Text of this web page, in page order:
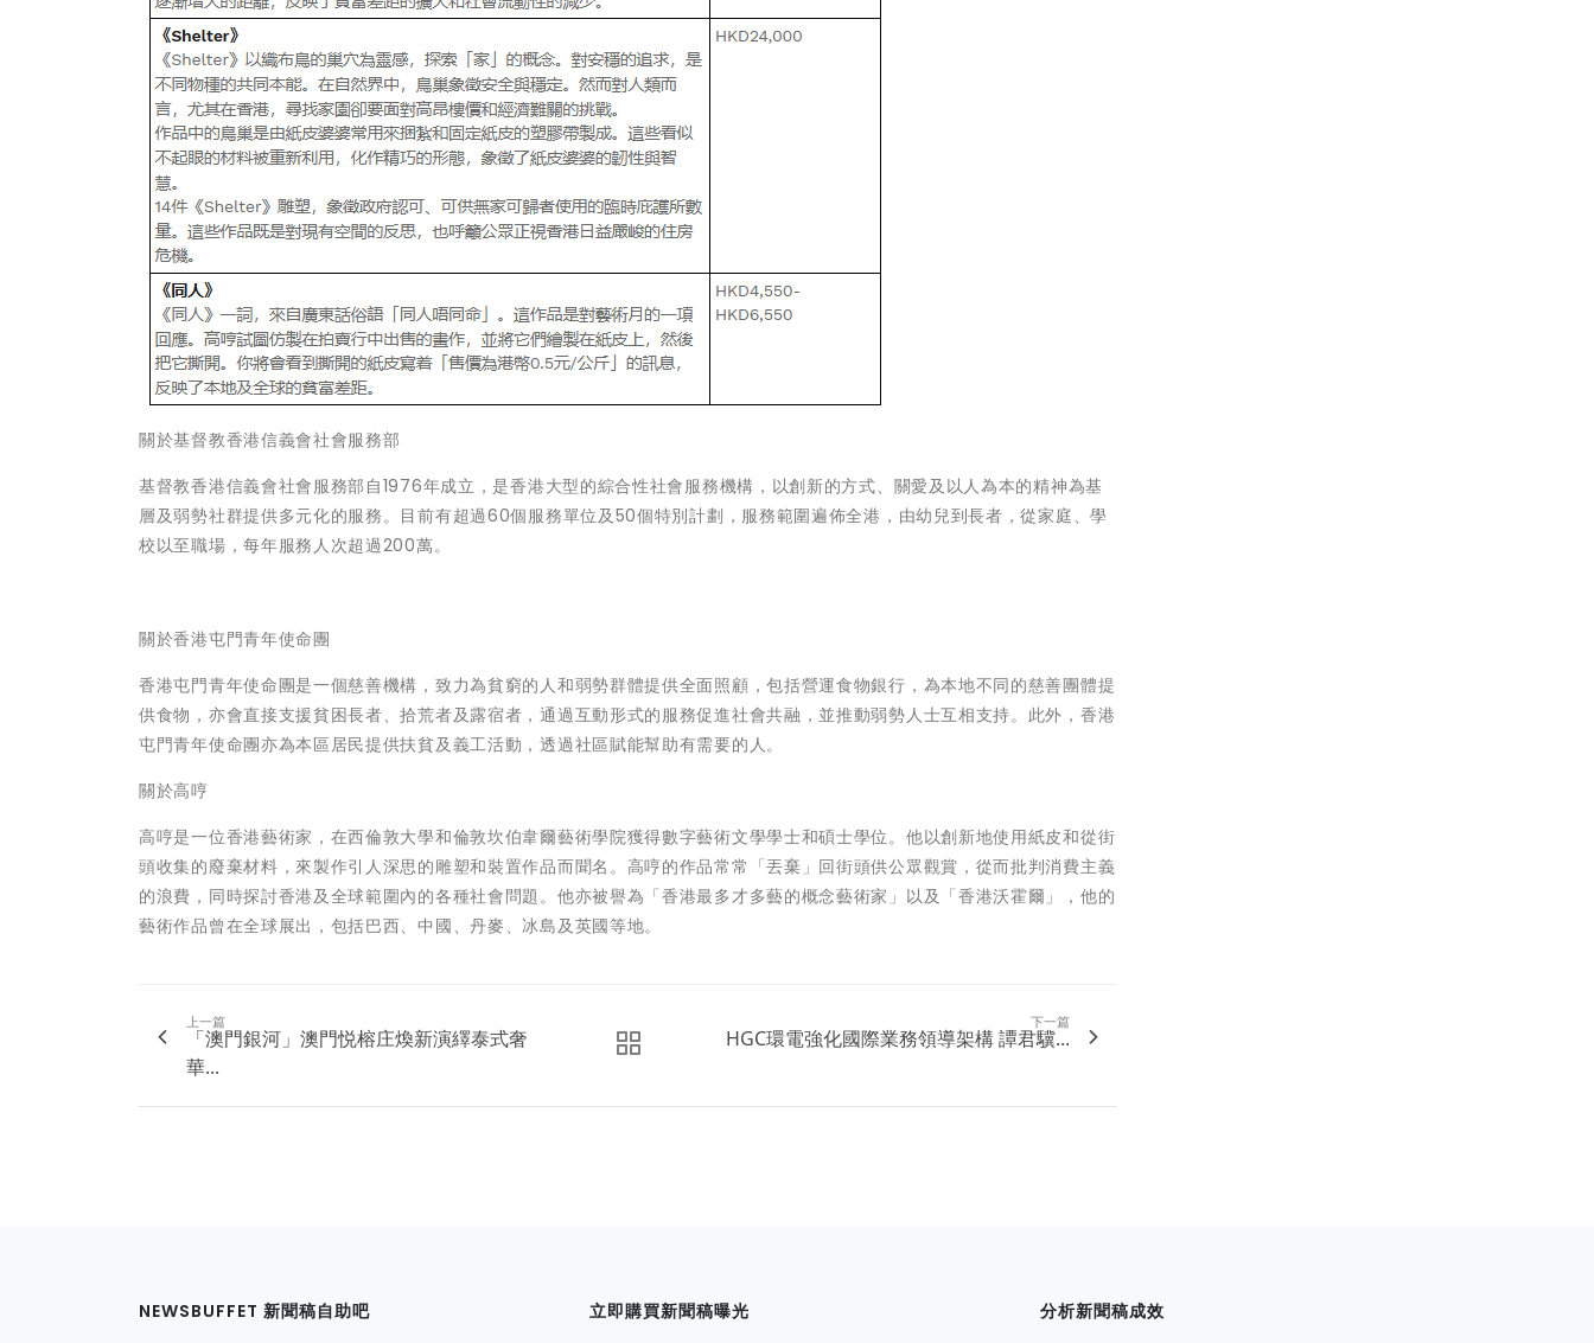
關於基督教香港信義會社會服務部
基督教香港信義會社會服務部自1976年成立，是香港大型的綜合性社會服務機構，以創新的方式、關愛及以人為本的精神為基
層及弱勢社群提供多元化的服務。目前有超過60個服務單位及50個特別計劃，服務範圍遍佈全港，由幼兒到長者，從家庭、學
校以至職場，每年服務人次超過200萬。
關於香港屯門青年使命團
香港屯門青年使命團是一個慈善機構，致力為貧窮的人和弱勢群體提供全面照顧，包括營運食物銀行，為本地不同的慈善團體提
供食物，亦會直接支援貧困長者、拾荒者及露宿者，通過互動形式的服務促進社會共融，並推動弱勢人士互相支持。此外，香港
屯門青年使命團亦為本區居民提供扶貧及義工活動，透過社區賦能幫助有需要的人。
關於高哼
高哼是一位香港藝術家，在西倫敦大學和倫敦坎伯韋爾藝術學院獲得數字藝術文學學士和碩士學位。他以創新地使用紙皮和從街
頭收集的廢棄材料，來製作引人深思的雕塑和裝置作品而聞名。高哼的作品常常「丟棄」回街頭供公眾觀賞，從而批判消費主義
的浪費，同時探討香港及全球範圍內的各種社會問題。他亦被譽為「香港最多才多藝的概念藝術家」以及「香港沃霍爾」，他的
藝術作品曾在全球展出，包括巴西、中國、丹麥、冰島及英國等地。
上一篇
「澳門銀河」澳門悦榕庄煥新演繹泰式奢
華...
下一篇
HGC環電強化國際業務領導架構 譚君驥...
NEWSBUFFET 新聞稿自助吧 立即購買新聞稿曝光 分析新聞稿成效